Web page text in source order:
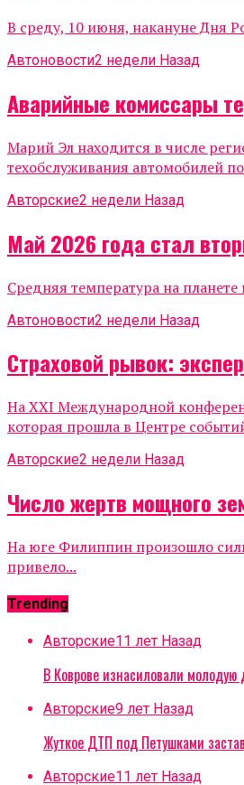
В среду, 10 июня, накануне Дня
Автоновости2 недели Назад
Аварийные комиссары
Марий Эл находится в числе
техобслуживания автомобилей
Авторские2 недели Назад
Май 2026 года стал
Средняя температура на
Автоновости2 недели Назад
Страховой рывок:
На XXI Международной
которая прошла в Центре
Авторские2 недели Назад
Число жертв мощного
На юге Филиппин произошло
привело...
Trending
Авторские11 лет Назад
В Коврове изнасиловали молодую
Авторские9 лет Назад
Жуткое ДТП под Петушками
Авторские11 лет Назад